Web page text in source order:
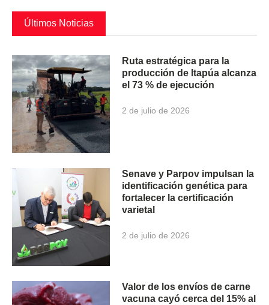
Últimos Noticias
Ruta estratégica para la
producción de Itapúa alcanza
el 73 % de ejecución
2 de julio de 2026
Senave y Parpov impulsan la
identificación genética para
fortalecer la certificación
varietal
2 de julio de 2026
Valor de los envíos de carne
vacuna cayó cerca del 15% al